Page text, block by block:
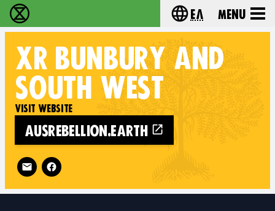
Extinction Rebellion - Home Choose your
Ελ Menu
XR BUNBURY AND
SOUTH WEST
VISIT WEBSITE
AUSREBELLION.EARTH
Follow XR Bunbury and South West on